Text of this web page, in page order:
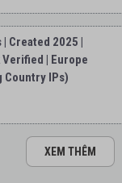
Created 2025 |
| Europe
Country IPs)
XEM THÊM